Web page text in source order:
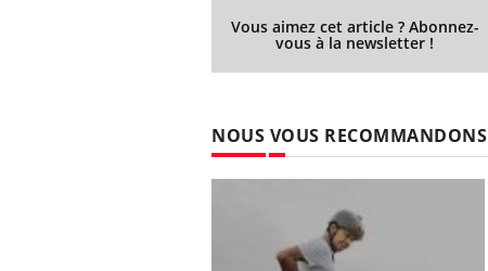
Vous aimez cet article ? Abonnez-
vous à la newsletter !
NOUS VOUS RECOMMANDONS